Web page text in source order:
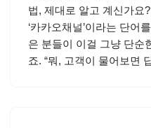
법, 제대로 알고 계신가요
‘카카오채널’이라는 단어
은 분들이 이걸 그냥 단순
죠. “뭐, 고객이 물어보면